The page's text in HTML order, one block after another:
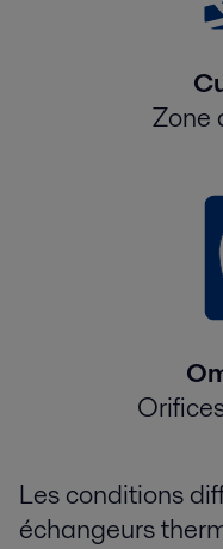
Zone
Les conditions
échangeurs